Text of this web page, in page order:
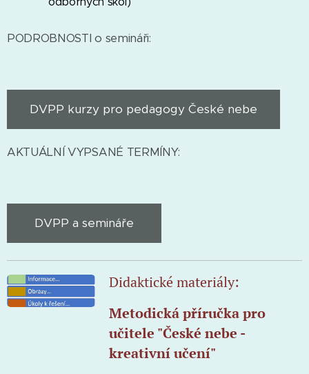
PODROBNOSTI o semináři:
DVPP kurzy pro pedagogy České nebe
AKTUÁLNÍ VYPSANÉ TERMÍNY:
DVPP a semináře
Didaktické materiály:
Metodická příručka pro
učitele "České nebe -
kreativní učení"